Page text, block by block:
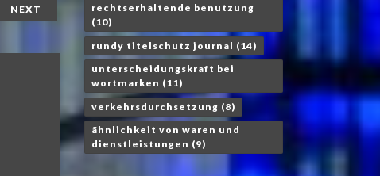
NEXT
rechtserhaltende benutzung
(10)
rundy titelschutz journal (14)
unterscheidungskraft bei
wortmarken (11)
verkehrsdurchsetzung (8)
ähnlichkeit von waren und
dienstleistungen (9)